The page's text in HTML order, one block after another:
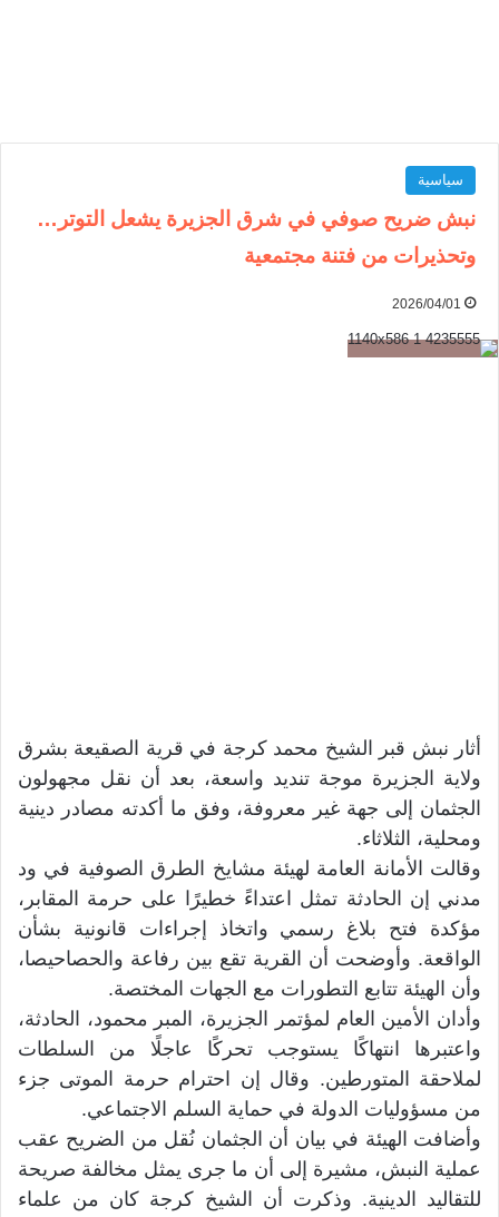
سياسية
نبش ضريح صوفي في شرق الجزيرة يشعل التوتر…
وتحذيرات من فتنة مجتمعية
2026/04/01
أثار نبش قبر الشيخ محمد كرجة في قرية الصقيعة بشرق
ولاية الجزيرة موجة تنديد واسعة، بعد أن نقل مجهولون
الجثمان إلى جهة غير معروفة، وفق ما أكدته مصادر دينية
ومحلية، الثلاثاء.
وقالت الأمانة العامة لهيئة مشايخ الطرق الصوفية في ود
مدني إن الحادثة تمثل اعتداءً خطيرًا على حرمة المقابر،
مؤكدة فتح بلاغ رسمي واتخاذ إجراءات قانونية بشأن
الواقعة. وأوضحت أن القرية تقع بين رفاعة والحصاحيصا،
وأن الهيئة تتابع التطورات مع الجهات المختصة.
وأدان الأمين العام لمؤتمر الجزيرة، المبر محمود، الحادثة،
واعتبرها انتهاكًا يستوجب تحركًا عاجلًا من السلطات
لملاحقة المتورطين. وقال إن احترام حرمة الموتى جزء
من مسؤوليات الدولة في حماية السلم الاجتماعي.
وأضافت الهيئة في بيان أن الجثمان نُقل من الضريح عقب
عملية النبش، مشيرة إلى أن ما جرى يمثل مخالفة صريحة
للتقاليد الدينية. وذكرت أن الشيخ كرجة كان من علماء